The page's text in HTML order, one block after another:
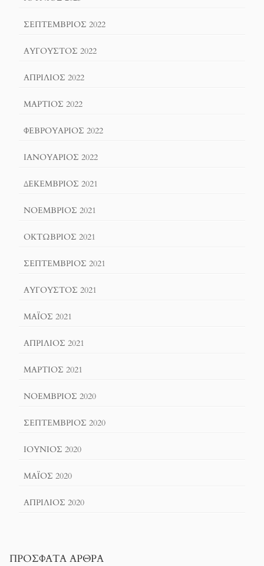
ΣΕΠΤΈΜΒΡΙΟΣ 2022
ΑΎΓΟΥΣΤΟΣ 2022
ΑΠΡΊΛΙΟΣ 2022
ΜΆΡΤΙΟΣ 2022
ΦΕΒΡΟΥΆΡΙΟΣ 2022
ΙΑΝΟΥΆΡΙΟΣ 2022
ΔΕΚΈΜΒΡΙΟΣ 2021
ΝΟΈΜΒΡΙΟΣ 2021
ΟΚΤΏΒΡΙΟΣ 2021
ΣΕΠΤΈΜΒΡΙΟΣ 2021
ΑΎΓΟΥΣΤΟΣ 2021
ΜΆΙΟΣ 2021
ΑΠΡΊΛΙΟΣ 2021
ΜΆΡΤΙΟΣ 2021
ΝΟΈΜΒΡΙΟΣ 2020
ΣΕΠΤΈΜΒΡΙΟΣ 2020
ΙΟΎΝΙΟΣ 2020
ΜΆΙΟΣ 2020
ΑΠΡΊΛΙΟΣ 2020
ΠΡΌΣΦΑΤΑ ΆΡΘΡΑ